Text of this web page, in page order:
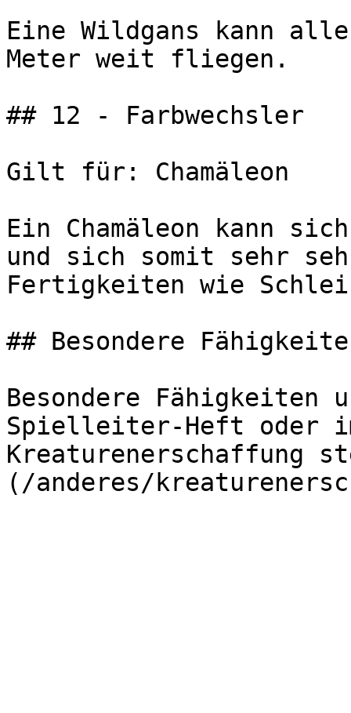
Eine Wildgans kann
Meter weit fliegen.
## 12 - Farbwechsler
Gilt für: Chamäleon
Ein Chamäleon kann
und sich somit sehr
Fertigkeiten wie
## Besondere
Besondere Fähigkeiten
Spielleiter-Heft oder